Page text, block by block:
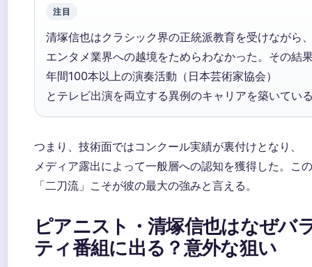
注目
清塚信也はクラシック界の正統派教育を受けながら
エンタメ業界への越境をためらわなかった。その結
年間100本以上の演奏活動（日本芸術家協会）
とテレビ出演を両立する異例のキャリアを築いてい
つまり、技術面ではコンクール実績が裏付けとなり、
メディア露出によって一般層への認知を獲得した。この
「二刀流」こそが彼の最大の強みと言える。
ピアニスト・清塚信也はなぜバ
ティ番組に出る？意外な狙い